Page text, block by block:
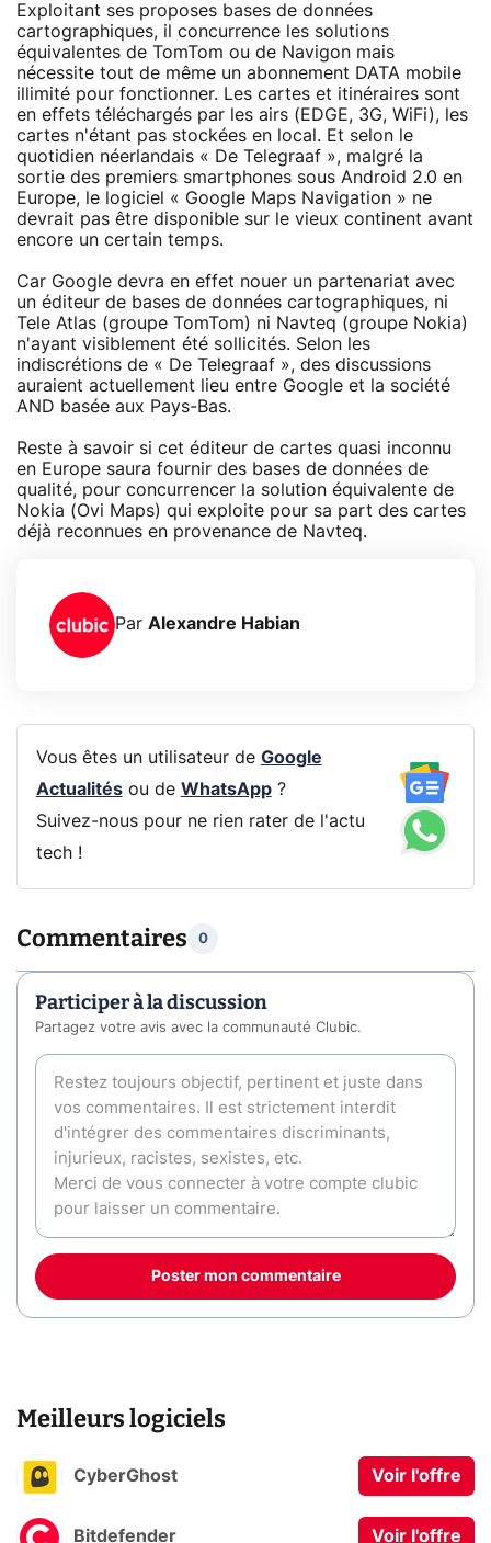
Exploitant ses proposes bases de données
cartographiques, il concurrence les solutions
équivalentes de TomTom ou de Navigon mais
nécessite tout de même un abonnement DATA mobile
illimité pour fonctionner. Les cartes et itinéraires sont
en effets téléchargés par les airs (EDGE, 3G, WiFi), les
cartes n'étant pas stockées en local. Et selon le
quotidien néerlandais « De Telegraaf », malgré la
sortie des premiers smartphones sous Android 2.0 en
Europe, le logiciel « Google Maps Navigation » ne
devrait pas être disponible sur le vieux continent avant
encore un certain temps.
Car Google devra en effet nouer un partenariat avec
un éditeur de bases de données cartographiques, ni
Tele Atlas (groupe TomTom) ni Navteq (groupe Nokia)
n'ayant visiblement été sollicités. Selon les
indiscrétions de « De Telegraaf », des discussions
auraient actuellement lieu entre Google et la société
AND basée aux Pays-Bas.
Reste à savoir si cet éditeur de cartes quasi inconnu
en Europe saura fournir des bases de données de
qualité, pour concurrencer la solution équivalente de
Nokia (Ovi Maps) qui exploite pour sa part des cartes
déjà reconnues en provenance de Navteq.
Par Alexandre Habian
Vous êtes un utilisateur de Google
Actualitésou de WhatsApp?
Suivez-nous pour ne rien rater de l'actu
tech !
Commentaires 0
Participer à la discussion
Partagez votre avis avec la communauté Clubic.
Poster mon commentaire
Meilleurs logiciels
CyberGhost Voir l'offre
Bitdefender Voir l'offre